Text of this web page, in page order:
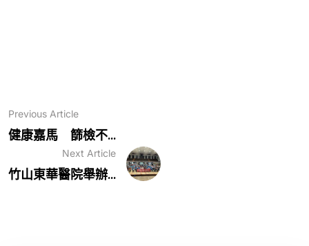
Previous Article
健康嘉馬 篩檢不...
Next Article
竹山東華醫院舉辦...